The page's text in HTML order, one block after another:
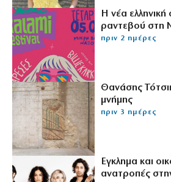
Η νέα ελληνική
ραντεβού στη
πριν 2 ημέρες
Θανάσης
μνήμης
πριν 3 ημέρες
Εγκλημα και
ανατροπές